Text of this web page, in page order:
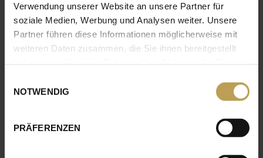
Verwendung unserer Website an unsere Partner für
soziale Medien, Werbung und Analysen weiter. Unsere
Partner führen diese Informationen möglicherweise mit
weiteren Daten zusammen, die Sie ihnen bereitgestellt
NOTWENDIG
PRÄFERENZEN
UNSERE BEREICHE. IHRE
PERSPEKTIVEN.
unterschiedlichsten Schwerpunkten ermöglichen wir
berufliche Perspektiven, die so kein anderes
Familienunternehmens und den
Entwicklungschancen einer internationalen Gruppe.